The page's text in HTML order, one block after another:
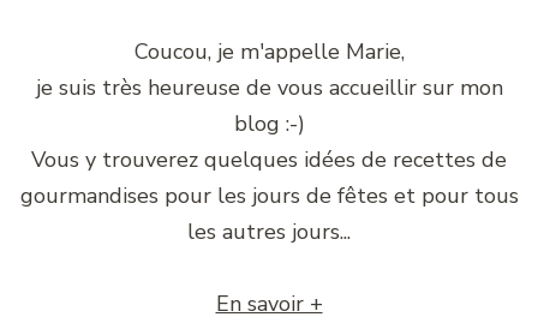
Coucou, je m'appelle Marie,
je suis très heureuse de vous accueillir sur mon
blog :-)
Vous y trouverez quelques idées de recettes de
gourmandises pour les jours de fêtes et pour tous
les autres jours...
En savoir +